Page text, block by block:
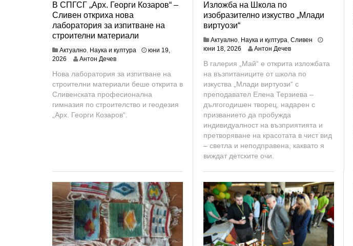
В СПГСГ „Арх. Георги Козаров“ –
Сливен откриха нова
лаборатория за изпитване на
строителни материали
Актуално, Наука и култура
юни 19,
2026
и
1
9
,
0
Антон Дечев
Нова лаборатория за изпитване на
строителни материали беше открита в
Сливенската професионална
гимназия по строителство и геодезия
„Арх. Георги Козаров“.
Изложба на Школа по
изобразително изкуство „Млади
виртуози“
Актуално, Наука и култура, Сливен
юни 18, 2026ю
и
1
8
,
0
2
6
Антон Дечев
В галерия „Май“ е открита изложбата
на възпитаниците от школа по
изкуства „Млади виртуози“ с
преподавател Елена Терзиева –
дългогодишен творец, надарен с
призванието да пробужда
индивидуалност на възприятията и
претворяване на красотата в чист вид
– светла и неподправена, каквато я
виждат детските очи.